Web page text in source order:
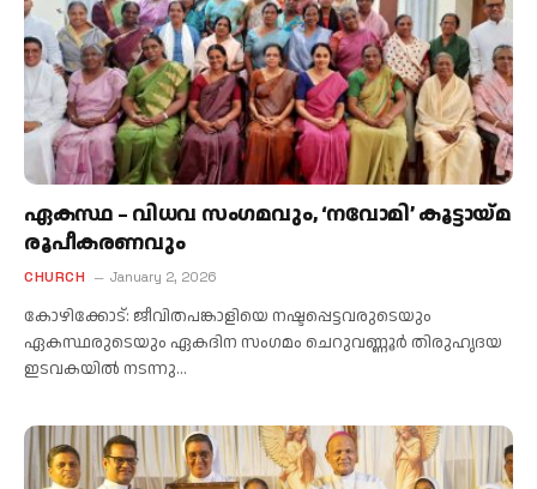
ഏകസ്ഥ – വിധവ സംഗമവും, ‘നവോമി’ കൂട്ടായ്മ
രൂപീകരണവും
CHURCH January 2, 2026
കോഴിക്കോട്: ജീവിതപങ്കാളിയെ നഷ്ടപ്പെട്ടവരുടെയും
ഏകസ്ഥരുടെയും ഏകദിന സംഗമം ചെറുവണ്ണൂർ തിരുഹൃദയ
ഇടവകയിൽ നടന്നു…